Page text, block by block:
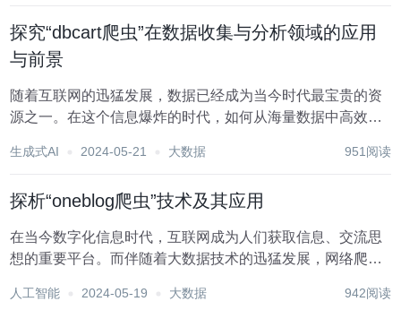
探究“dbcart爬虫”在数据收集与分析领域的应用
与前景
随着互联网的迅猛发展，数据已经成为当今时代最宝贵的资
源之一。在这个信息爆炸的时代，如何从海量数据中高效精
题。而“dbcart爬虫”作为一种强大的数据收集工具，正逐渐在
生成式AI 2024-05-21 大数据 951阅读
探析“oneblog爬虫”技术及其应用
在当今数字化信息时代，互联网成为人们获取信息、交流思
想的重要平台。而伴随着大数据技术的迅猛发展，网络爬虫
角。本文将以“oneblog爬虫”为例，深入探讨其技术原理、实
人工智能 2024-05-19 大数据 942阅读